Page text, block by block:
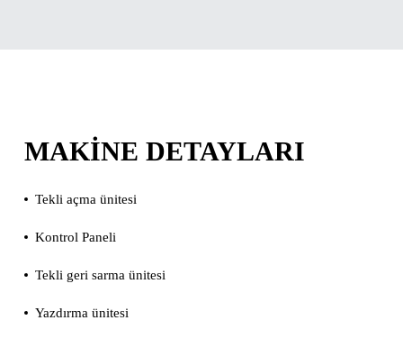
MAKINE DETAYLARI
Tekli açma ünitesi
Kontrol Paneli
Tekli geri sarma ünitesi
Yazdırma ünitesi